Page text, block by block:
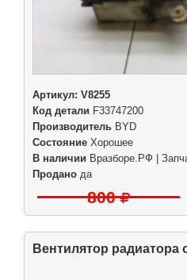
Артикул: V8255
Код детали F33747200
Производитель BYD
Состояние Хорошее
В наличии Вразборе.РФ |
Продано да
800
Вентилятор радиатора